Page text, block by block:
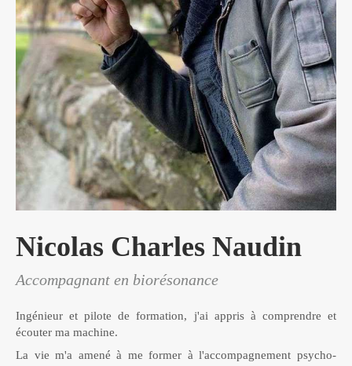
Nicolas Charles Naudin
Accompagnant en biorésonance
Ingénieur et pilote de formation, j'ai appris à comprendre et
écouter ma machine.
La vie m'a amené à me former à l'accompagnement psycho-